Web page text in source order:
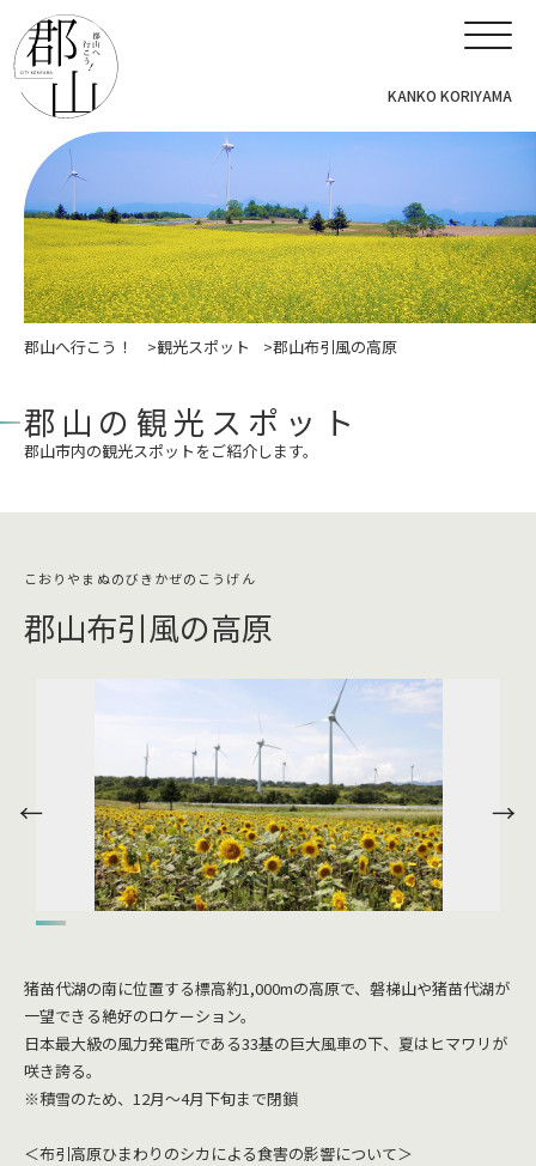
KANKO KORIYAMA
郡山へ行こう！ 観光スポット 郡山布引風の高原
郡山の観光スポット
郡山市内の観光スポットをご紹介します。
郡山布引風の高原
猪苗代湖の南に位置する標高約1,000mの高原で、磐梯山や猪苗代湖が
一望できる絶好のロケーション。
日本最大級の風力発電所である33基の巨大風車の下、夏はヒマワリが
咲き誇る。
※積雪のため、12月～4月下旬まで閉鎖
＜布引高原ひまわりのシカによる食害の影響について＞